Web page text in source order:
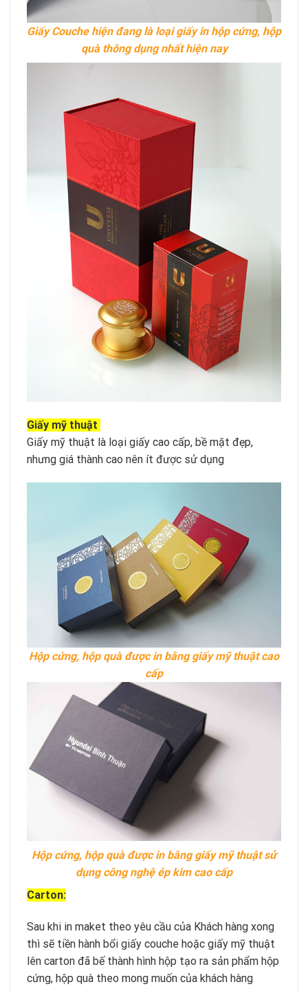
Giấy Couche hiện đang là loại giấy in hộp cứng, hộp
quà thông dụng nhất hiện nay
Giấy mỹ thuật
Giấy mỹ thuật là loại giấy cao cấp, bề mặt đẹp,
nhưng giá thành cao nên ít được sử dụng
Hộp cứng, hộp quà được in bằng giấy mỹ thuật cao
cấp
Hộp cứng, hộp quà được in bằng giấy mỹ thuật sử
dụng công nghệ ép kim cao cấp
Carton:
Sau khi in maket theo yêu cầu của Khách hàng xong
thì sẽ tiền hành bổi giấy couche hoặc giấy mỹ thuật
lên carton đã bế thành hình hộp tạo ra sản phẩm hộp
cứng, hộp quà theo mong muốn của khách hàng